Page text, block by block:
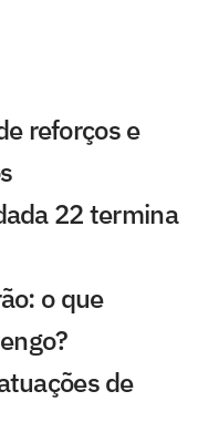
reforços e
22 termina
o que
de